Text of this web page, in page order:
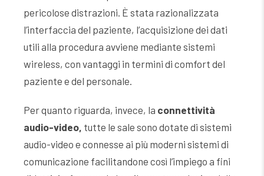
pericolose distrazioni. È stata razionalizzata
l’interfaccia del paziente, l’acquisizione dei dati
utili alla procedura avviene mediante sistemi
wireless, con vantaggi in termini di comfort del
paziente e del personale.
Per quanto riguarda, invece, la connettività
audio-video, tutte le sale sono dotate di sistemi
audio-video e connesse ai più moderni sistemi di
comunicazione facilitandone così l’impiego a fini